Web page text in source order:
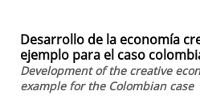
Desarrollo de la economía
ejemplo para el caso
Development of the creative
example for the Colombian case